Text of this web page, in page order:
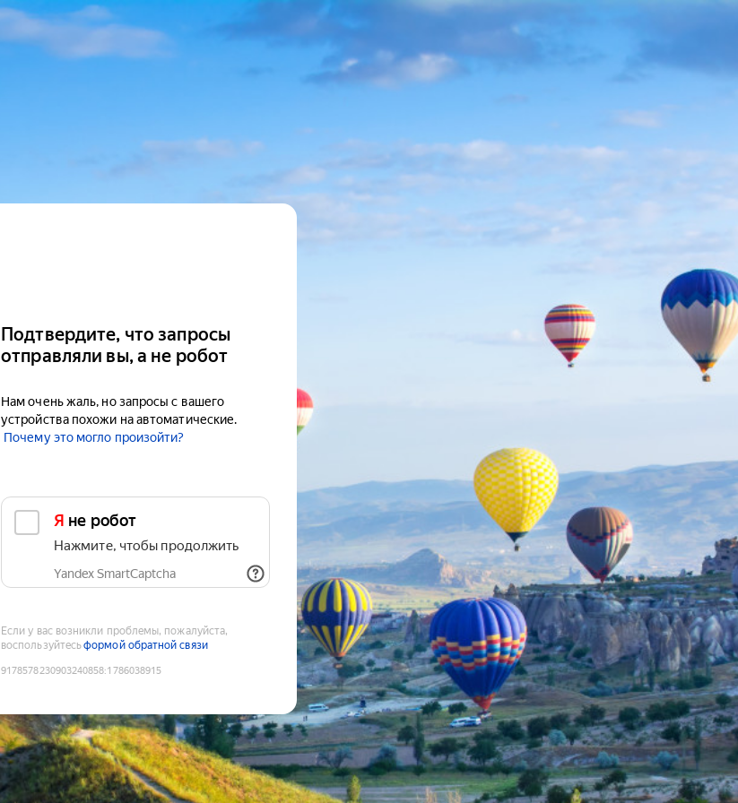
Подтвердите, что запросы
отправляли вы, а не робот
Нам очень жаль, но запросы с вашего
устройства похожи на автоматические.
Почему это могло произойти?
Я не робот
Нажмите, чтобы продолжить
Yandex SmartCaptcha
Если у вас возникли проблемы, пожалуйста,
воспользуйтесьформой обратной связи
9178578230903240858:1786038915